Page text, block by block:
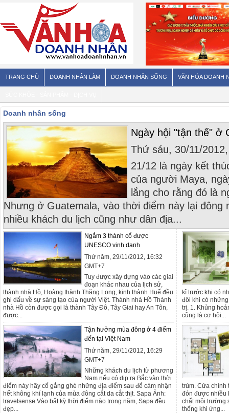
TRANG CHỦ DOANH NHÂN LÀM DOANH NHÂN SỐNG VĂN HÓA DOANH
Doanh nhân sống
Ngày hội "tận thế" ở
Thứ sáu, 30/11/
21/12 là ngày kết
của người Maya,
lắng cho rằng đó là
Nhưng ở Guatemala, vào thời điểm này lại đông
nhiều khách du lịch cũng như dân địa...
Ngắm 3 thành cổ được
UNESCO vinh danh
Thứ năm, 29/11/2012, 16:32
GMT+7
Tuy được xây dựng vào các giai
đoạn khác nhau của lịch sử,
thành nhà Hồ, Hoàng thành Thăng Long, kinh thành Huế đều
ghi dấu về sự sáng tạo của người Việt. Thành nhà Hồ Thành
nhà Hồ còn được gọi là thành Tây Đô, Tây Giai hay An Tôn,
được...
Tận hưởng mùa đông ở 4 điểm
đến tại Việt Nam
Thứ năm, 29/11/2012, 16:29
GMT+7
Những khách du lịch từ phương
Nam nếu có dịp ra Bắc vào thời
điểm này hãy cố gắng ghé những địa điểm sau để cảm nhận
hết không khí lạnh của mùa đông cắt da cắt thịt. Sapa Ảnh:
travelsense Vào bất kỳ thời điểm nào trong năm, Sapa đều
đẹp...
kĩ trước khi có
đôi khi có
trị. 1. Khủng
cũng là cơ hội...
trùm. Cửa chính
đón được nhiều
chất môi trường
thống khi ứng...